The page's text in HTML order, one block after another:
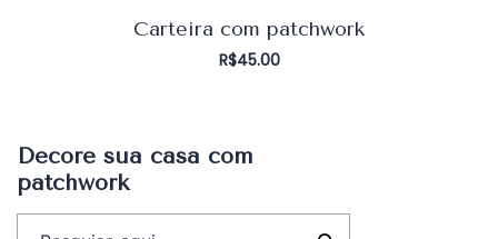
Carteira com patchwork
R$45.00
Decore sua casa com
patchwork